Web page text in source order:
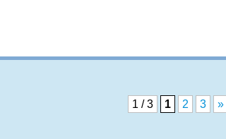
1 / 3 1 2 3 »